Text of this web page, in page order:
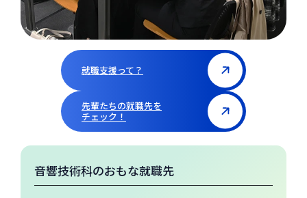
就職支援って？
先輩たちの就職先を
チェック！
音響技術科のおもな就職先